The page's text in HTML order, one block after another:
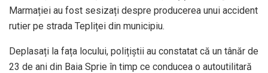
Marmației au fost sesizați despre producerea unui accident
rutier pe strada Tepliței din municipiu.
Deplasați la fața locului, polițiștii au constatat că un tânăr de
23 de ani din Baia Sprie în timp ce conducea o autoutilitară